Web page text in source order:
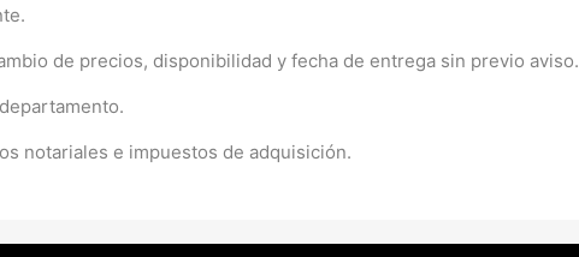
de precios, disponibilidad y fecha de entrega sin previo aviso.
notariales e impuestos de adquisición.